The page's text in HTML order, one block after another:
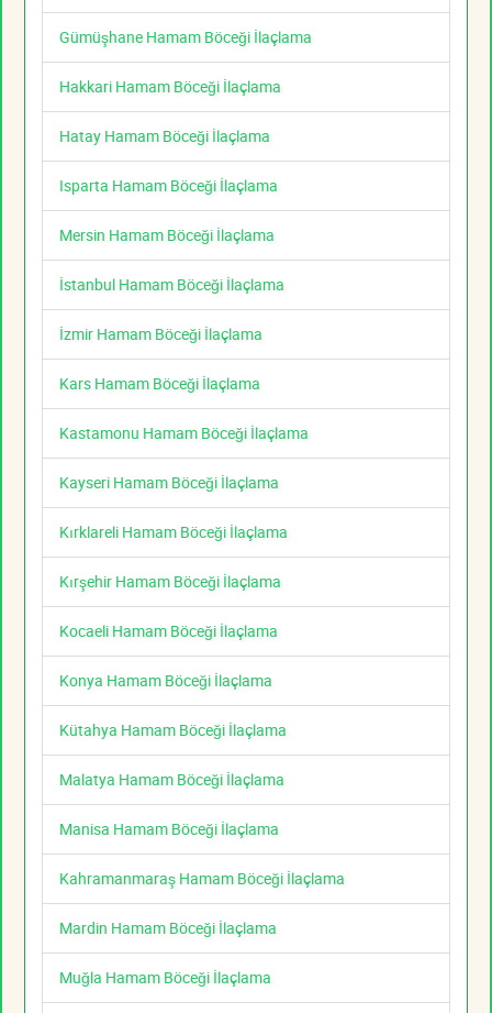
Gümüşhane Hamam Böceği İlaçlama
Hakkari Hamam Böceği İlaçlama
Hatay Hamam Böceği İlaçlama
Isparta Hamam Böceği İlaçlama
Mersin Hamam Böceği İlaçlama
İstanbul Hamam Böceği İlaçlama
İzmir Hamam Böceği İlaçlama
Kars Hamam Böceği İlaçlama
Kastamonu Hamam Böceği İlaçlama
Kayseri Hamam Böceği İlaçlama
Kırklareli Hamam Böceği İlaçlama
Kırşehir Hamam Böceği İlaçlama
Kocaeli Hamam Böceği İlaçlama
Konya Hamam Böceği İlaçlama
Kütahya Hamam Böceği İlaçlama
Malatya Hamam Böceği İlaçlama
Manisa Hamam Böceği İlaçlama
Kahramanmaraş Hamam Böceği İlaçlama
Mardin Hamam Böceği İlaçlama
Muğla Hamam Böceği İlaçlama